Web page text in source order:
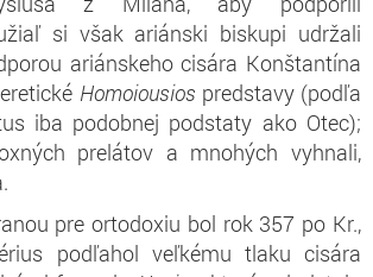
si však ariánski biskupi udržali
ariánskeho cisára Konštantína
Homoiousios predstavy (podľa
iba podobnej podstaty ako Otec);
prelátov a mnohých vyhnali,
pre ortodoxiu bol rok 357 po Kr.,
podľahol veľkému tlaku cisára